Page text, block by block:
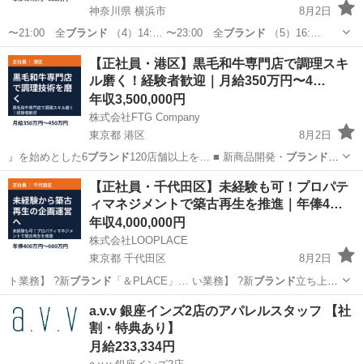
神奈川県 横浜市
8月2日
〜21:00 全ブランド （4）14:… 〜23:00 全ブランド （5）16:…
神奈川 横浜市 サービス業 未経験
【正社員・港区】黒毛和牛専門店で調理スキ
ル磨く！経験者歓迎｜月給350万円〜4…
年収3,500,000円
株式会社FTG Company
東京都 港区
8月2日
』を始めとした6ブランド120店舗以上を… ■ 新商品開発・ ブランド構
築 【募…
東京 港区 サービス業 未経験
【正社員・千代田区】未経験も可！プロパテ
ィマネジメントで築古再生を推進｜年俸4…
年収4,000,000円
株式会社LOOPLACE
東京都 千代田区
8月2日
ト業務】 ?新ブランド 「＆PLACE」… い業務】 ?新ブランド立ち上げ
に伴う事…
企画 未経験
a.v.v 銀座インズ2店のアパレルスタッフ 【社
割・特典あり】
月給233,334円